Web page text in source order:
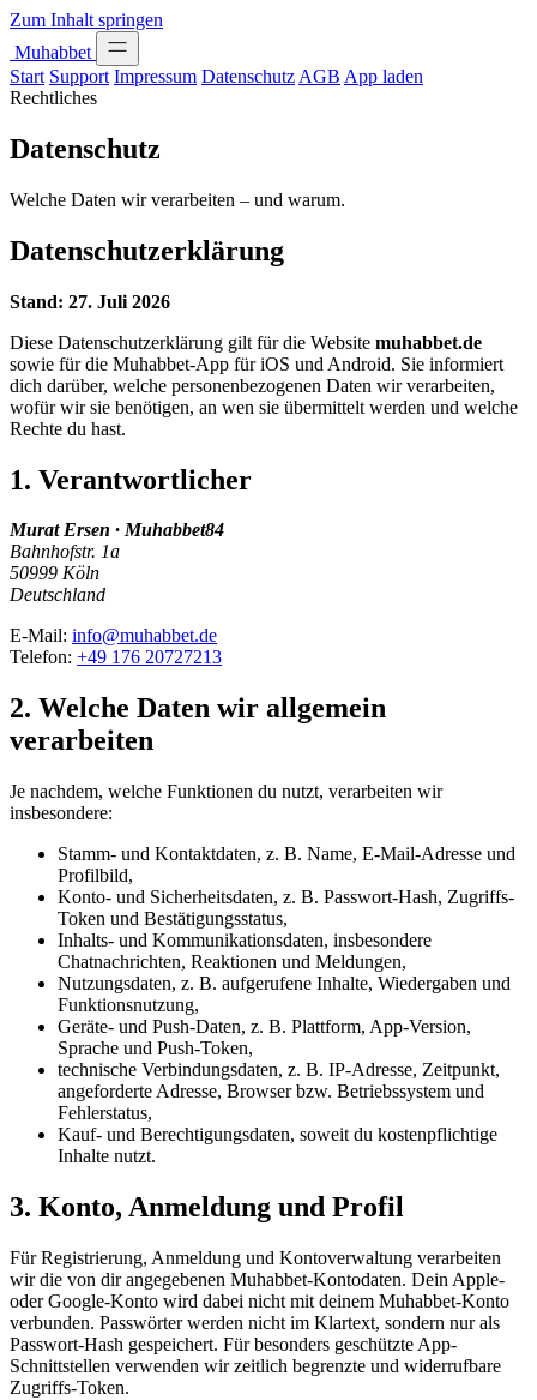
Zum Inhalt springen
Muhabbet
Start Support Impressum Datenschutz AGB App laden
Rechtliches
Datenschutz
Welche Daten wir verarbeiten – und warum.
Datenschutzerklärung
Stand: 27. Juli 2026
Diese Datenschutzerklärung gilt für die Website muhabbet.de
sowie für die Muhabbet-App für iOS und Android. Sie informiert
dich darüber, welche personenbezogenen Daten wir verarbeiten,
wofür wir sie benötigen, an wen sie übermittelt werden und welche
Rechte du hast.
1. Verantwortlicher
Murat Ersen · Muhabbet84
Bahnhofstr. 1a
50999 Köln
Deutschland
E-Mail: info@muhabbet.de
Telefon: +49 176 20727213
2. Welche Daten wir allgemein
verarbeiten
Je nachdem, welche Funktionen du nutzt, verarbeiten wir
insbesondere:
Stamm- und Kontaktdaten, z. B. Name, E-Mail-Adresse und
Profilbild,
Konto- und Sicherheitsdaten, z. B. Passwort-Hash, Zugriffs-
Token und Bestätigungsstatus,
Inhalts- und Kommunikationsdaten, insbesondere
Chatnachrichten, Reaktionen und Meldungen,
Nutzungsdaten, z. B. aufgerufene Inhalte, Wiedergaben und
Funktionsnutzung,
Geräte- und Push-Daten, z. B. Plattform, App-Version,
Sprache und Push-Token,
technische Verbindungsdaten, z. B. IP-Adresse, Zeitpunkt,
angeforderte Adresse, Browser bzw. Betriebssystem und
Fehlerstatus,
Kauf- und Berechtigungsdaten, soweit du kostenpflichtige
Inhalte nutzt.
3. Konto, Anmeldung und Profil
Für Registrierung, Anmeldung und Kontoverwaltung verarbeiten
wir die von dir angegebenen Muhabbet-Kontodaten. Dein Apple-
oder Google-Konto wird dabei nicht mit deinem Muhabbet-Konto
verbunden. Passwörter werden nicht im Klartext, sondern nur als
Passwort-Hash gespeichert. Für besonders geschützte App-
Schnittstellen verwenden wir zeitlich begrenzte und widerrufbare
Zugriffs-Token.